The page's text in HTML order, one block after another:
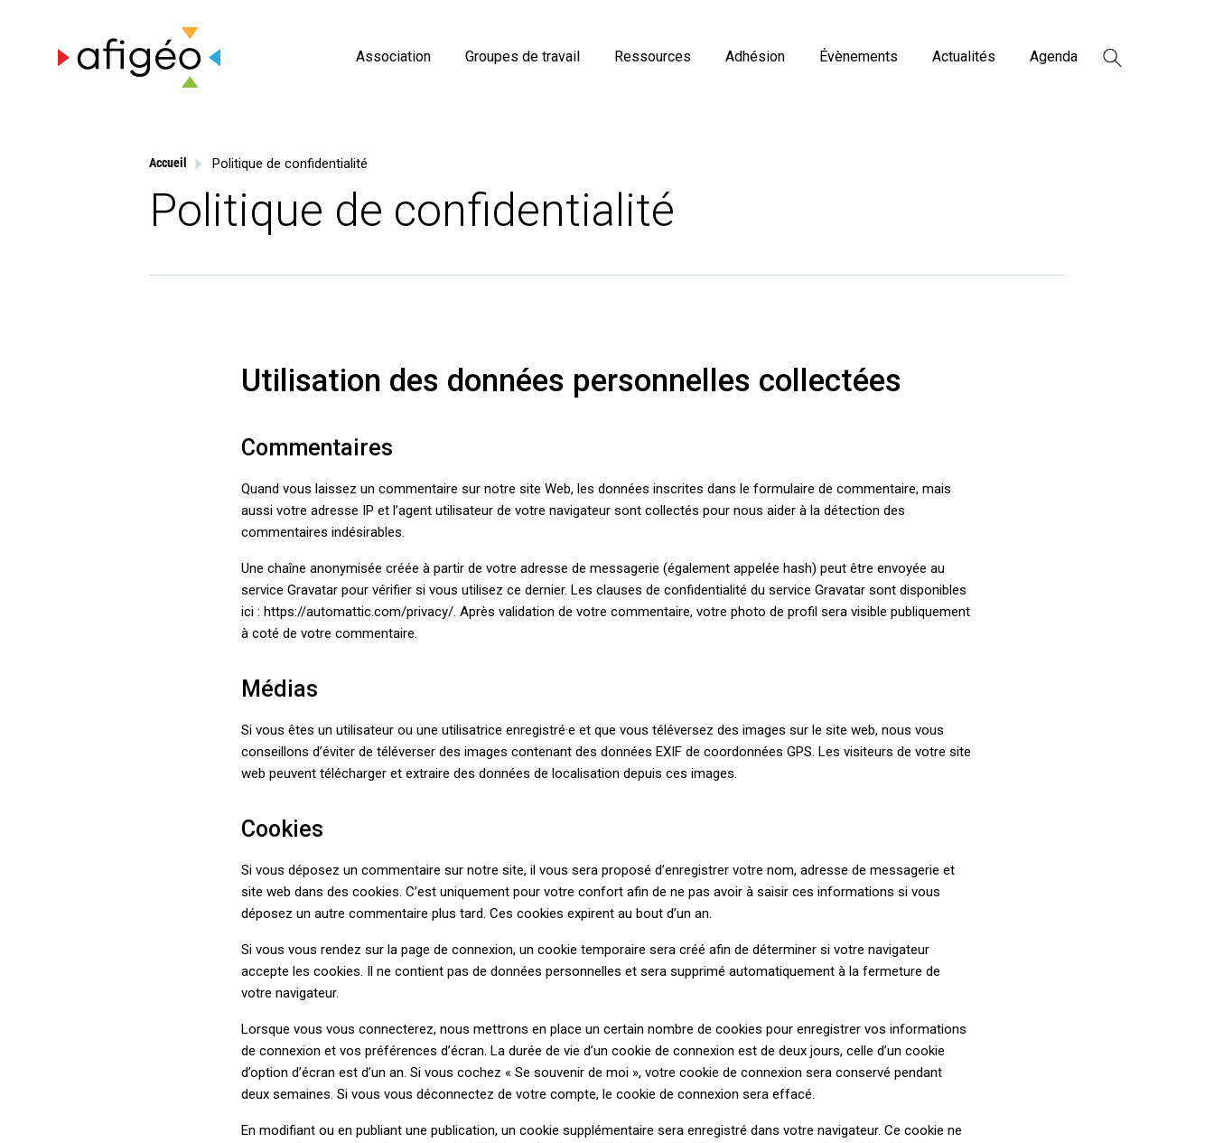
Association Groupes de travail Ressources Adhésion Évènements Actualités Agenda
Accueil Politique de confidentialité
Politique de confidentialité
Utilisation des données personnelles collectées
Commentaires
Quand vous laissez un commentaire sur notre site Web, les données inscrites dans le formulaire de commentaire, mais
aussi votre adresse IP et l’agent utilisateur de votre navigateur sont collectés pour nous aider à la détection des
commentaires indésirables.
Une chaîne anonymisée créée à partir de votre adresse de messagerie (également appelée hash) peut être envoyée au
service Gravatar pour vérifier si vous utilisez ce dernier. Les clauses de confidentialité du service Gravatar sont disponibles
ici : https://automattic.com/privacy/. Après validation de votre commentaire, votre photo de profil sera visible publiquement
à coté de votre commentaire.
Médias
Si vous êtes un utilisateur ou une utilisatrice enregistré·e et que vous téléversez des images sur le site web, nous vous
conseillons d’éviter de téléverser des images contenant des données EXIF de coordonnées GPS. Les visiteurs de votre site
web peuvent télécharger et extraire des données de localisation depuis ces images.
Cookies
Si vous déposez un commentaire sur notre site, il vous sera proposé d’enregistrer votre nom, adresse de messagerie et
site web dans des cookies. C’est uniquement pour votre confort afin de ne pas avoir à saisir ces informations si vous
déposez un autre commentaire plus tard. Ces cookies expirent au bout d’un an.
Si vous vous rendez sur la page de connexion, un cookie temporaire sera créé afin de déterminer si votre navigateur
accepte les cookies. Il ne contient pas de données personnelles et sera supprimé automatiquement à la fermeture de
votre navigateur.
Lorsque vous vous connecterez, nous mettrons en place un certain nombre de cookies pour enregistrer vos informations
de connexion et vos préférences d’écran. La durée de vie d’un cookie de connexion est de deux jours, celle d’un cookie
d’option d’écran est d’un an. Si vous cochez « Se souvenir de moi », votre cookie de connexion sera conservé pendant
deux semaines. Si vous vous déconnectez de votre compte, le cookie de connexion sera effacé.
En modifiant ou en publiant une publication, un cookie supplémentaire sera enregistré dans votre navigateur. Ce cookie ne